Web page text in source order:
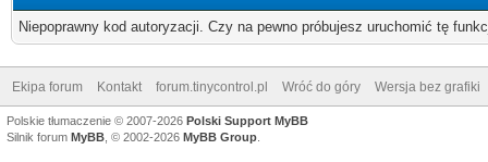
Niepoprawny kod autoryzacji. Czy na pewno próbujesz uruchomić tę
Ekipa forum Kontakt forum.tinycontrol.pl Wróć do góry Wersja bez grafiki
Polskie tłumaczenie © 2007-2026 Polski Support MyBB
Silnik forum MyBB , © 2002-2026 MyBB Group